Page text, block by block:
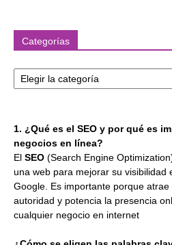
Categorías
1. ¿Qué es el SEO y por qué es
negocios en línea?
El SEO (Search Engine
una web para mejorar su visibilidad
Google. Es importante porque
autoridad y potencia la presencia
cualquier negocio en internet